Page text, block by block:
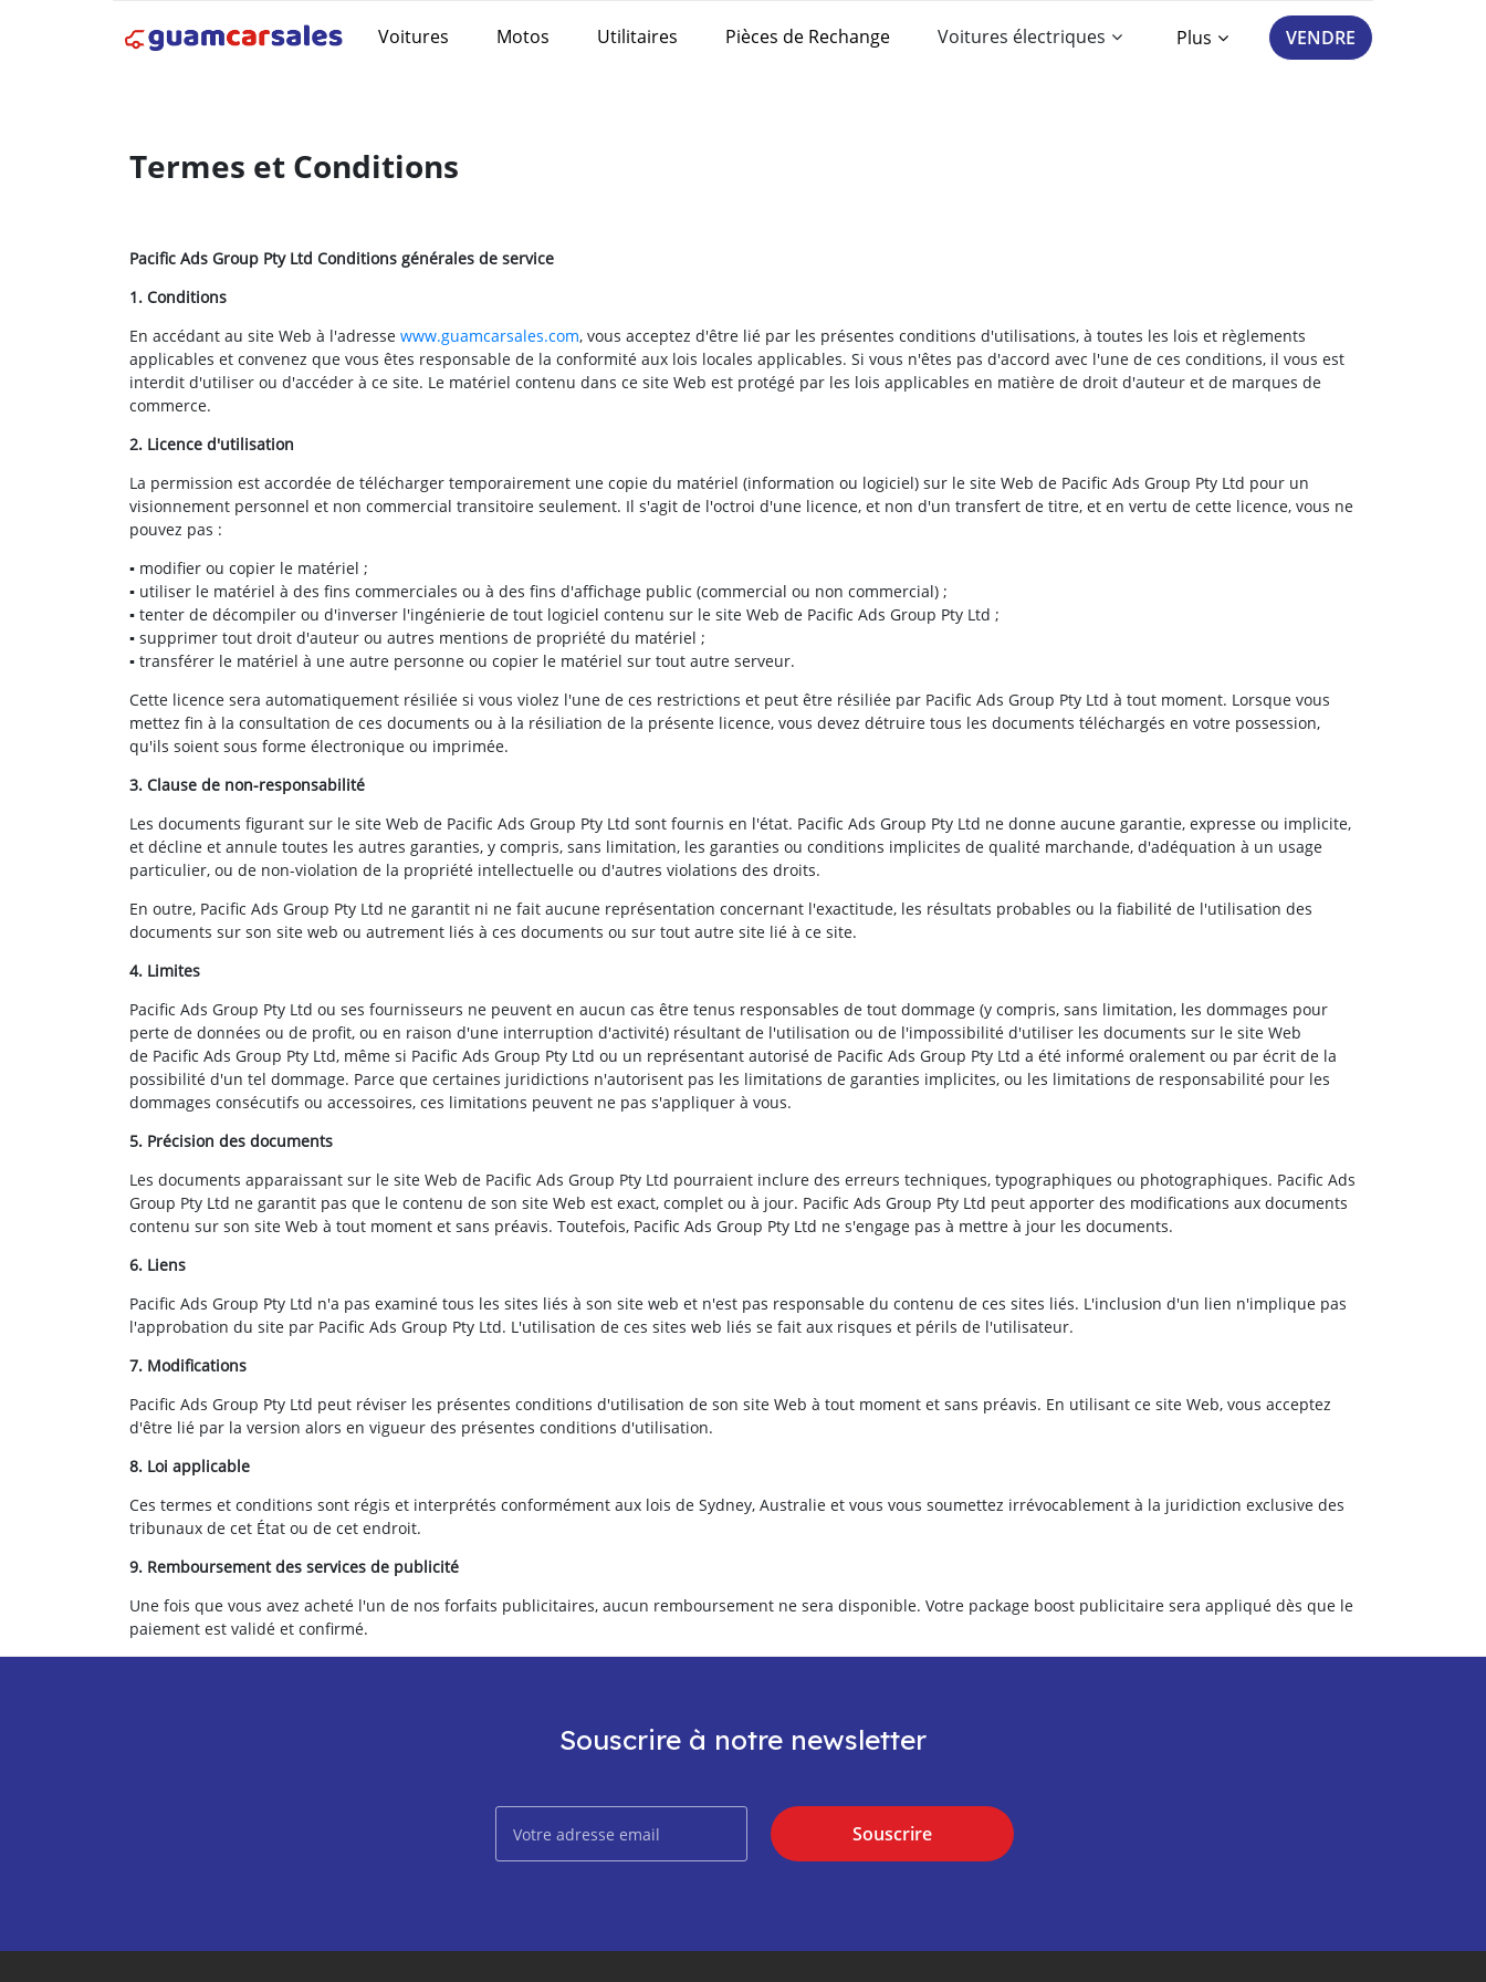
Voitures Motos Utilitaires Pièces de Rechange Voitures électriques Plus VENDRE
Termes et Conditions
Pacific Ads Group Pty Ltd Conditions générales de service
1. Conditions
En accédant au site Web à l'adresse www.guamcarsales.com, vous acceptez d'être lié par les présentes conditions d'utilisations, à toutes les lois et règlements
applicables et convenez que vous êtes responsable de la conformité aux lois locales applicables. Si vous n'êtes pas d'accord avec l'une de ces conditions, il vous est
interdit d'utiliser ou d'accéder à ce site. Le matériel contenu dans ce site Web est protégé par les lois applicables en matière de droit d'auteur et de marques de
commerce.
2. Licence d'utilisation
La permission est accordée de télécharger temporairement une copie du matériel (information ou logiciel) sur le site Web de Pacific Ads Group Pty Ltd pour un
visionnement personnel et non commercial transitoire seulement. Il s'agit de l'octroi d'une licence, et non d'un transfert de titre, et en vertu de cette licence, vous ne
pouvez pas :
▪ modifier ou copier le matériel ;
▪ utiliser le matériel à des fins commerciales ou à des fins d'affichage public (commercial ou non commercial) ;
▪ tenter de décompiler ou d'inverser l'ingénierie de tout logiciel contenu sur le site Web de Pacific Ads Group Pty Ltd ;
▪ supprimer tout droit d'auteur ou autres mentions de propriété du matériel ;
▪ transférer le matériel à une autre personne ou copier le matériel sur tout autre serveur.
Cette licence sera automatiquement résiliée si vous violez l'une de ces restrictions et peut être résiliée par Pacific Ads Group Pty Ltd à tout moment. Lorsque vous
mettez fin à la consultation de ces documents ou à la résiliation de la présente licence, vous devez détruire tous les documents téléchargés en votre possession,
qu'ils soient sous forme électronique ou imprimée.
3. Clause de non-responsabilité
Les documents figurant sur le site Web de Pacific Ads Group Pty Ltd sont fournis en l'état. Pacific Ads Group Pty Ltd ne donne aucune garantie, expresse ou implicite,
et décline et annule toutes les autres garanties, y compris, sans limitation, les garanties ou conditions implicites de qualité marchande, d'adéquation à un usage
particulier, ou de non-violation de la propriété intellectuelle ou d'autres violations des droits.
En outre, Pacific Ads Group Pty Ltd ne garantit ni ne fait aucune représentation concernant l'exactitude, les résultats probables ou la fiabilité de l'utilisation des
documents sur son site web ou autrement liés à ces documents ou sur tout autre site lié à ce site.
4. Limites
Pacific Ads Group Pty Ltd ou ses fournisseurs ne peuvent en aucun cas être tenus responsables de tout dommage (y compris, sans limitation, les dommages pour
perte de données ou de profit, ou en raison d'une interruption d'activité) résultant de l'utilisation ou de l'impossibilité d'utiliser les documents sur le site Web
de Pacific Ads Group Pty Ltd, même si Pacific Ads Group Pty Ltd ou un représentant autorisé de Pacific Ads Group Pty Ltd a été informé oralement ou par écrit de la
possibilité d'un tel dommage. Parce que certaines juridictions n'autorisent pas les limitations de garanties implicites, ou les limitations de responsabilité pour les
dommages consécutifs ou accessoires, ces limitations peuvent ne pas s'appliquer à vous.
5. Précision des documents
Les documents apparaissant sur le site Web de Pacific Ads Group Pty Ltd pourraient inclure des erreurs techniques, typographiques ou photographiques. Pacific Ads
Group Pty Ltd ne garantit pas que le contenu de son site Web est exact, complet ou à jour. Pacific Ads Group Pty Ltd peut apporter des modifications aux documents
contenu sur son site Web à tout moment et sans préavis. Toutefois, Pacific Ads Group Pty Ltd ne s'engage pas à mettre à jour les documents.
6. Liens
Pacific Ads Group Pty Ltd n'a pas examiné tous les sites liés à son site web et n'est pas responsable du contenu de ces sites liés. L'inclusion d'un lien n'implique pas
l'approbation du site par Pacific Ads Group Pty Ltd. L'utilisation de ces sites web liés se fait aux risques et périls de l'utilisateur.
7. Modifications
Pacific Ads Group Pty Ltd peut réviser les présentes conditions d'utilisation de son site Web à tout moment et sans préavis. En utilisant ce site Web, vous acceptez
d'être lié par la version alors en vigueur des présentes conditions d'utilisation.
8. Loi applicable
Ces termes et conditions sont régis et interprétés conformément aux lois de Sydney, Australie et vous vous soumettez irrévocablement à la juridiction exclusive des
tribunaux de cet État ou de cet endroit.
9. Remboursement des services de publicité
Une fois que vous avez acheté l'un de nos forfaits publicitaires, aucun remboursement ne sera disponible. Votre package boost publicitaire sera appliqué dès que le
paiement est validé et confirmé.
Souscrire à notre newsletter
Souscrire